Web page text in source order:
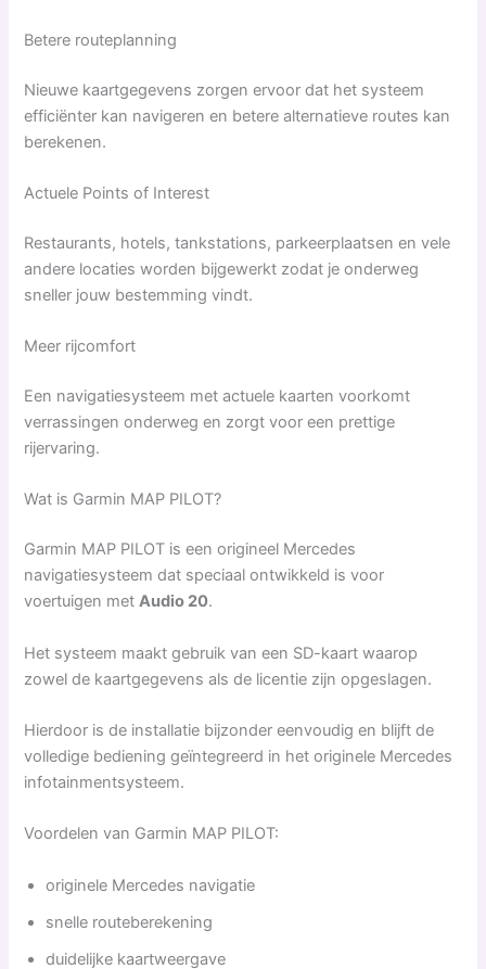
Betere routeplanning
Nieuwe kaartgegevens zorgen ervoor dat het systeem
efficiënter kan navigeren en betere alternatieve routes kan
berekenen.
Actuele Points of Interest
Restaurants, hotels, tankstations, parkeerplaatsen en vele
andere locaties worden bijgewerkt zodat je onderweg
sneller jouw bestemming vindt.
Meer rijcomfort
Een navigatiesysteem met actuele kaarten voorkomt
verrassingen onderweg en zorgt voor een prettige
rijervaring.
Wat is Garmin MAP PILOT?
Garmin MAP PILOT is een origineel Mercedes
navigatiesysteem dat speciaal ontwikkeld is voor
voertuigen metAudio 20.
Het systeem maakt gebruik van een SD-kaart waarop
zowel de kaartgegevens als de licentie zijn opgeslagen.
Hierdoor is de installatie bijzonder eenvoudig en blijft de
volledige bediening geïntegreerd in het originele Mercedes
infotainmentsysteem.
Voordelen van Garmin MAP PILOT:
originele Mercedes navigatie
snelle routeberekening
duidelijke kaartweergave